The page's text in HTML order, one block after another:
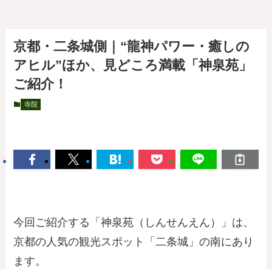
京都・二条城側｜“龍神パワー・癒しの
アヒル”ほか、見どころ満載「神泉苑」
ご紹介！
寺院
今回ご紹介する「神泉苑（しんせんえん）」は、
京都の人気の観光スポット「二条城」の南にあり
ます。